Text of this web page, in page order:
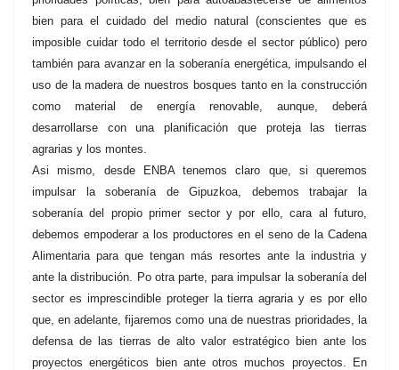
bien para el cuidado del medio natural (conscientes que es
imposible cuidar todo el territorio desde el sector público) pero
también para avanzar en la soberanía energética, impulsando el
uso de la madera de nuestros bosques tanto en la construcción
como material de energía renovable, aunque, deberá
desarrollarse con una planificación que proteja las tierras
agrarias y los montes.
Asi mismo, desde ENBA tenemos claro que, si queremos
impulsar la soberanía de Gipuzkoa, debemos trabajar la
soberanía del propio primer sector y por ello, cara al futuro,
debemos empoderar a los productores en el seno de la Cadena
Alimentaria para que tengan más resortes ante la industria y
ante la distribución. Po otra parte, para impulsar la soberanía del
sector es imprescindible proteger la tierra agraria y es por ello
que, en adelante, fijaremos como una de nuestras prioridades, la
defensa de las tierras de alto valor estratégico bien ante los
proyectos energéticos bien ante otros muchos proyectos. En